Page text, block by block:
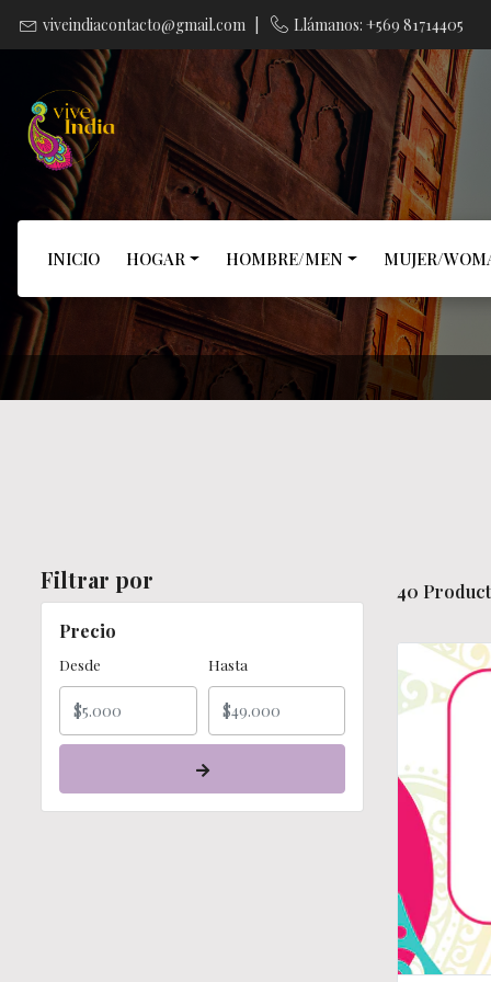
viveindiacontacto@gmail.com Llámanos: +569 81714405
INICIO HOGAR HOMBRE/MEN MUJER/
Filtrar por
Precio
Desde Hasta
40